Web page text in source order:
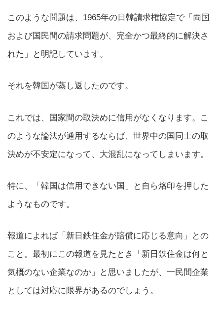
このような問題は、1965年の日韓請求権協定で「両国
および国民間の請求問題が、完全かつ最終的に解決さ
れた」と明記しています。
それを韓国が蒸し返したのです。
これでは、国家間の取決めに信用がなくなります。こ
のような論法が通用するならば、世界中の国同士の取
決めが不安定になって、大混乱になってしまいます。
特に、「韓国は信用できない国」と自ら烙印を押した
ようなものです。
報道によれば「新日鉄住金が賠償に応じる意向」との
こと。最初にこの報道を見たとき「新日鉄住金は何と
気概のない企業なのか」と思いましたが、一民間企業
としては対応に限界があるのでしょう。